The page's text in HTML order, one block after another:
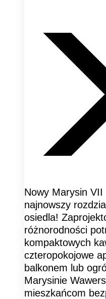
Nowy Marysin
najnowszy
osiedla!
różnorodności
kompaktowych
czteropokojowe
balkonem lub
Marysinie
mieszkańcom